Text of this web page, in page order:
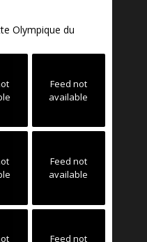
Olympique du
Feed not
available
Feed not
available
Feed not